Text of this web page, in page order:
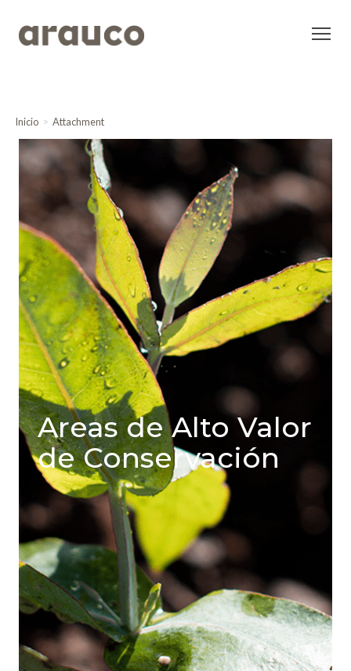
Inicio Attachment
Areas de Alto Valor
de Conservación